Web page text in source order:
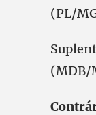
(PL/
(MDB/